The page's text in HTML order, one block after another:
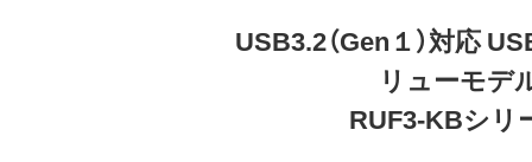
USB3.2（Gen１）対応
リューモデ
RUF3-KBシリ